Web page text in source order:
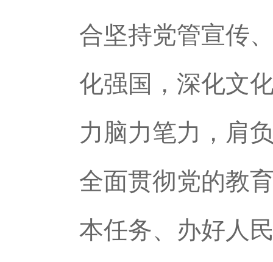
合坚持党管宣传
化强国，深化文
力脑力笔力，肩
全面贯彻党的教
本任务、办好人